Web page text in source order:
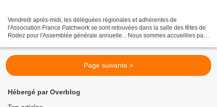
Vendredi après-midi, les déléguées régionales et adhérentes de
l'Association France Patchwork se sont retouvées dans la salle des fêtes de
Rodez pour l'Assemblée générale annuelle... Nous sommes accueillies par
Page suivante >
Hébergé par Overblog